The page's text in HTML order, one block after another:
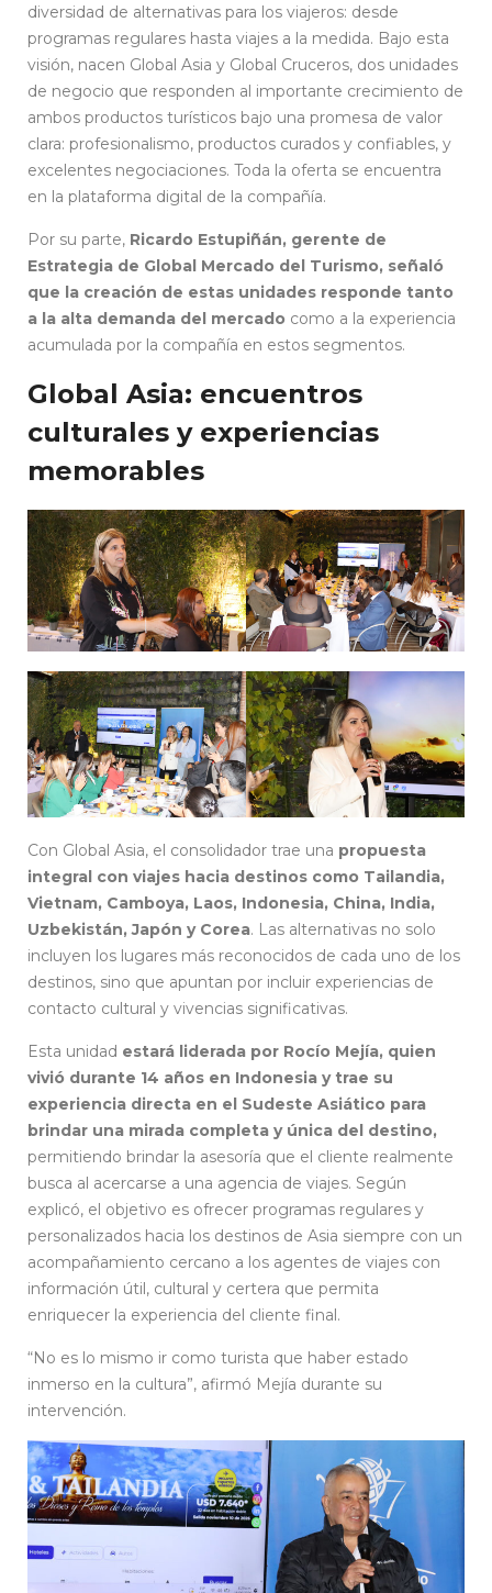
diversidad de alternativas para los viajeros: desde
programas regulares hasta viajes a la medida. Bajo esta
visión, nacen Global Asia y Global Cruceros, dos unidades
de negocio que responden al importante crecimiento de
ambos productos turísticos bajo una promesa de valor
clara: profesionalismo, productos curados y confiables, y
excelentes negociaciones. Toda la oferta se encuentra
en la plataforma digital de la compañía.
Por su parte, Ricardo Estupiñán, gerente de
Estrategia de Global Mercado del Turismo, señaló
que la creación de estas unidades responde tanto
a la alta demanda del mercado como a la experiencia
acumulada por la compañía en estos segmentos.
Global Asia: encuentros
culturales y experiencias
memorables
Con Global Asia, el consolidador trae una propuesta
integral con viajes hacia destinos como Tailandia,
Vietnam, Camboya, Laos, Indonesia, China, India,
Uzbekistán, Japón y Corea. Las alternativas no solo
incluyen los lugares más reconocidos de cada uno de los
destinos, sino que apuntan por incluir experiencias de
contacto cultural y vivencias significativas.
Esta unidad estará liderada por Rocío Mejía, quien
vivió durante 14 años en Indonesia y trae su
experiencia directa en el Sudeste Asiático para
brindar una mirada completa y única del destino,
permitiendo brindar la asesoría que el cliente realmente
busca al acercarse a una agencia de viajes. Según
explicó, el objetivo es ofrecer programas regulares y
personalizados hacia los destinos de Asia siempre con un
acompañamiento cercano a los agentes de viajes con
información útil, cultural y certera que permita
enriquecer la experiencia del cliente final.
“No es lo mismo ir como turista que haber estado
inmerso en la cultura”, afirmó Mejía durante su
intervención.